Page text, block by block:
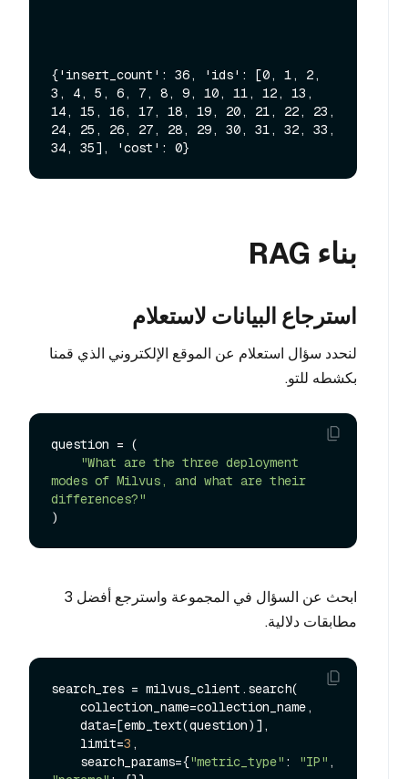
{'insert_count': 36, 'ids': [0, 1, 2,
3, 4, 5, 6, 7, 8, 9, 10, 11, 12, 13,
14, 15, 16, 17, 18, 19, 20, 21, 22, 23,
24, 25, 26, 27, 28, 29, 30, 31, 32, 33,
بناء RAG
استرجاع البيانات لاستعلام
لنحدد سؤال استعلام عن الموقع الإلكتروني الذي قمنا
بكشطه للتو.
question = (
"What are the three deployment
modes of Milvus, and what are their
differences?"
ابحث عن السؤال في المجموعة واسترجع أفضل 3
مطابقات دلالية.
search_res = milvus_client.search(
    limit=
3 ,
    search_params={
"metric_type" : "IP"